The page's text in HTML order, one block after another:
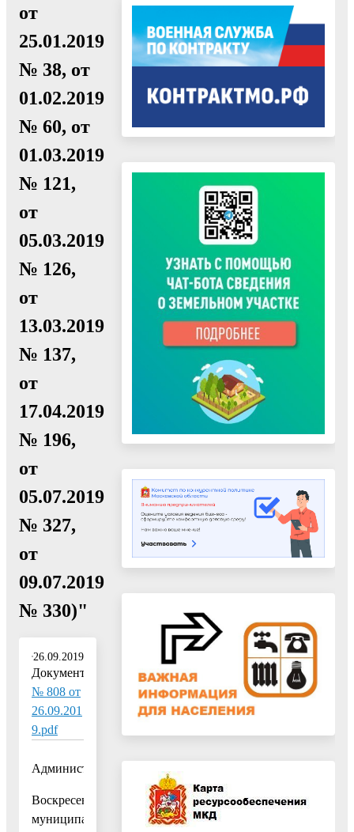
от
25.01.2019
№ 38, от
01.02.2019
№ 60, от
01.03.2019
№ 121,
от
05.03.2019
№ 126,
от
13.03.2019
№ 137,
от
17.04.2019
№ 196,
от
05.07.2019
№ 327,
от
09.07.2019
№ 330)"
26.09.2019
Документ:
№ 808 от
26.09.201
9.pdf
Администрация
Воскресенского
муниципального